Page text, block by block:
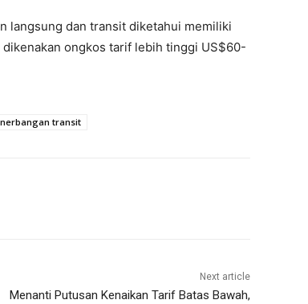
langsung dan transit diketahui memiliki
ongkos tarif lebih tinggi US$60-
transit
Next article
Menanti Putusan Kenaikan Tarif Batas Bawah,